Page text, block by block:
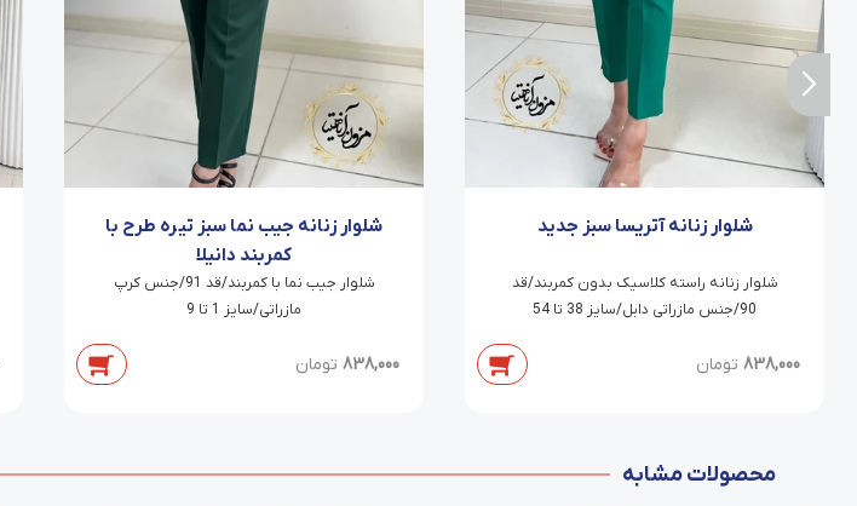
شلوار زنانه آتریسا سبز جدید
شلوار زنانه راسته کلاسیک بدون کمربند/قد
90/جنس مازراتی دابل/سایز 38 تا 54
838,000 تومان
شلوار زنانه جیب نما سبز تیره طرح با
کمربند دانیلا
شلوار جیب نما با کمربند/قد 91/جنس کرپ
مازراتی/سایز 1 تا 9
838,000 تومان
محصولات مشابه